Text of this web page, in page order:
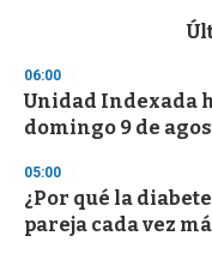
d
s
o
f
3
s
e
c
06:00
Unidad Indexada
domingo 9 de
05:00
¿Por qué la
pareja cada vez